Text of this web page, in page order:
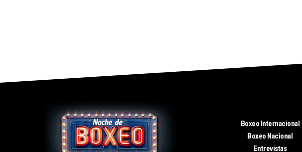
Boxeo Internacional
Boxeo Nacional
Entrevistas